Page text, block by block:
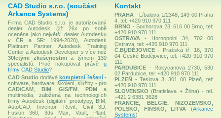
CAD Studio s.r.o. (součást
Arkance Systems)
Firma CAD Studio s.r.o. je autorizovaný
dealer Autodesk (již 26x po sobě
oceněna jako největší dealer Autodesku
v ČR a SR: 1994-2020), Autodesk
Platinum Partner, Autodesk Training
Center a Autodesk Developer s více než
30letými zkušenostmia týmem 130
specialistů. Proč nakupovat právě u
firmy CAD Studio?
CAD Studio dodávákompletní řešení-
software, hardware, školení, služby - pro
CAD/CAM
BIM,GIS/FM ,PDM a
multimédia, založená na technologiích
firmy Autodesk (digitální prototypy, BIM,
AutoCAD, Inventor, Revit, Civil 3D,
Fusion 360, 3ds Max, Vault, Plant,
Kontakt
PRAHA - Líbalova 1/2348, 149 00 Praha
4, tel: +420 910 970 111
BRNO - Sochorova 23, 616 00 Brno, tel:
+420 910 970 111
OSTRAVA
- Hornopolní 34, 702 00
Ostrava, tel: +420 910 970 111
Č.BUDĚJOVICE - Pražská tř. 16, 370
04 České Budějovice, tel: +420 910 970
111
PARDUBICE - Rokycanova 2730, 530
02 Pardubice, tel: +420 910 970 111
PLZEŇ - Teslova 3, 301 00 Plzeň, tel:
+420 910 970 111
SLOVENSKO (Bratislava + Žilina) - tel.
+421 2 6381 3628
FRANCIE, BELGIE, NIZOZEMSKO,
POLSKO, FINSKO, LITVA
(Arkance
Systems)